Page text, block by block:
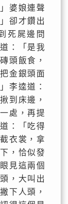
婆娘連聲
卻才鑽出
死屍邊問
：「是我
頭飯食，
金銀頭面
李逵道：
到床邊，
處，再提
：「吃得
衣裳，拿
，恰似發
見這兩個
，大叫出
下人頭，